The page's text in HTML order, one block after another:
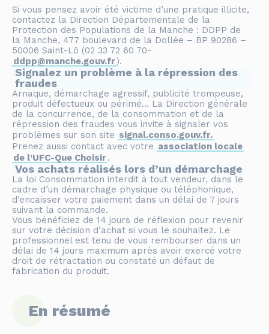
Si vous pensez avoir été victime d’une pratique illicite,
contactez la Direction Départementale de la
Protection des Populations de la Manche : DDPP de
la Manche, 477 boulevard de la Dollée – BP 90286 –
50006 Saint-Lô (02 33 72 60 70-
ddpp@manche.gouv.fr).
Signalez un problème à la répression des
fraudes
Arnaque, démarchage agressif, publicité trompeuse,
produit défectueux ou périmé… La Direction générale
de la concurrence, de la consommation et de la
répression des fraudes vous invite à signaler vos
problèmes sur son site signal.conso.gouv.fr.
Prenez aussi contact avec votre association locale
de l’UFC-Que Choisir.
Vos achats réalisés lors d’un démarchage
La loi Consommation interdit à tout vendeur, dans le
cadre d’un démarchage physique ou téléphonique,
d’encaisser votre paiement dans un délai de 7 jours
suivant la commande.
Vous bénéficiez de 14 jours de réflexion pour revenir
sur votre décision d’achat si vous le souhaitez. Le
professionnel est tenu de vous rembourser dans un
délai de 14 jours maximum après avoir exercé votre
droit de rétractation ou constaté un défaut de
fabrication du produit.
En résumé